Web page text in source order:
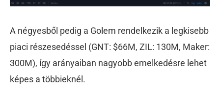
A négyesből pedig a Golem rendelkezik a legkisebb
piaci részesedéssel (GNT: $66M, ZIL: 130M, Maker:
300M), így arányaiban nagyobb emelkedésre lehet
képes a többieknél.